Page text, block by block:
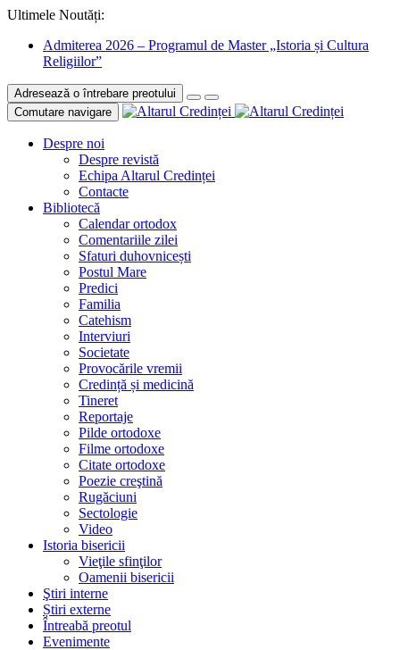
Ultimele Noutăți:
Admiterea 2026 – Programul de Master „Istoria și Cultura
Religiilor”
Adresează o întrebare preotului
Comutare navigare
Despre noi
Despre revistă
Echipa Altarul Credinței
Contacte
Bibliotecă
Calendar ortodox
Comentariile zilei
Sfaturi duhovnicești
Postul Mare
Predici
Familia
Catehism
Interviuri
Societate
Provocările vremii
Credință și medicină
Tineret
Reportaje
Pilde ortodoxe
Filme ortodoxe
Citate ortodoxe
Poezie creştină
Rugăciuni
Sectologie
Video
Istoria bisericii
Vieţile sfinţilor
Oamenii bisericii
Ştiri interne
Știri externe
Întreabă preotul
Evenimente